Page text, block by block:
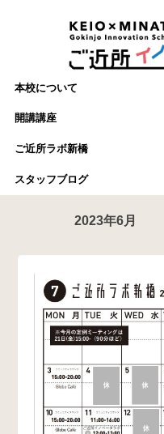
本校について
開講講座
ご近所ラボ新橋
スタッフブログ
2023年6月